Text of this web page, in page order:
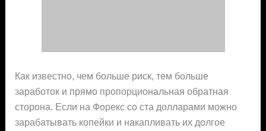
Как известно, чем больше риск, тем больше
заработок и прямо пропорциональная обратная
сторона. Если на Форекс со ста долларами можно
зарабатывать копейки и накапливать их долгое